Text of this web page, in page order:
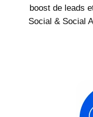
boost de leads
Social & Social